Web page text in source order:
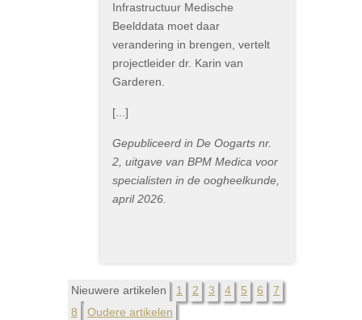
Infrastructuur Medische
Beelddata moet daar
verandering in brengen, vertelt
projectleider dr. Karin van
Garderen.
[...]
Gepubliceerd in De Oogarts nr.
2, uitgave van BPM Medica voor
specialisten in de oogheelkunde,
april 2026.
Nieuwere artikelen 1 2 3 4 5 6
7
8
Oudere artikelen